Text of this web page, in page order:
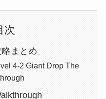
次
略まとめ
4-2 Giant Drop The